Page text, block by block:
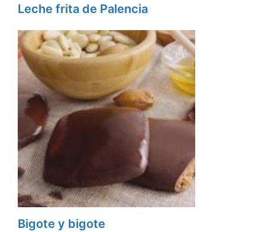
Leche frita de Palencia
Bigote y bigote